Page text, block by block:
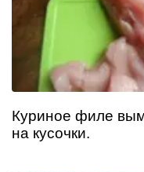
Куриное филе
на кусочки.